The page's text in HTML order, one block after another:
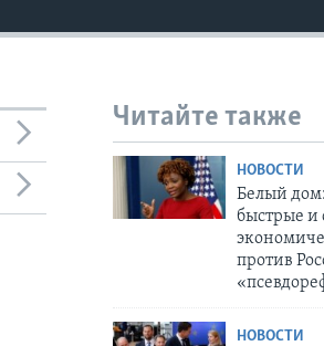
Читайте также
НОВОСТИ
Белый
быстрые и
против
НОВОСТИ